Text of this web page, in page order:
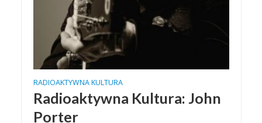
RADIOAKTYWNA KULTURA
Radioaktywna Kultura: John
Porter